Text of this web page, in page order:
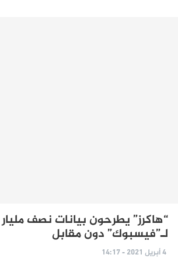
“هاكرز” يطرحون بيانات نصف
لـ”فيسبوك” دون مقابل
4 أبريل 2021 - 14:17